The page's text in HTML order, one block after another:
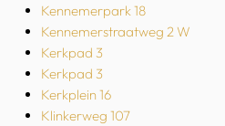
Kennemerpark 18
Kennemerstraatweg 2 W
Kerkpad 3
Kerkpad 3
Kerkplein 16
Klinkerweg 107